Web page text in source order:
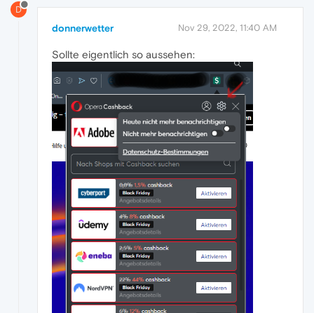
D
donnerwetter Nov 29, 2022, 11:40 AM
Sollte eigentlich so aussehen: